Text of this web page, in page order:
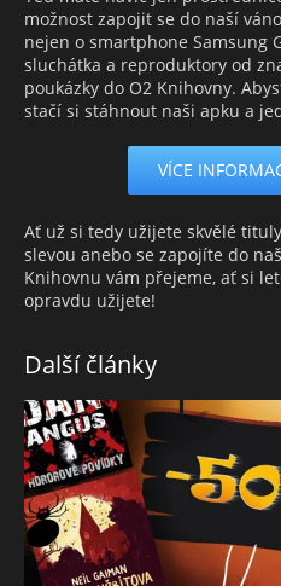
možnost zapojit se do naší
nejen o smartphone Samsung
sluchátka a reproduktory od
poukázky do O2 Knihovny.
stačí si stáhnout naši apku a
VÍCE
Ať už si tedy užijete skvělé
slevou anebo se zapojíte do
Knihovnu vám přejeme, ať si
opravdu užijete!
Další články